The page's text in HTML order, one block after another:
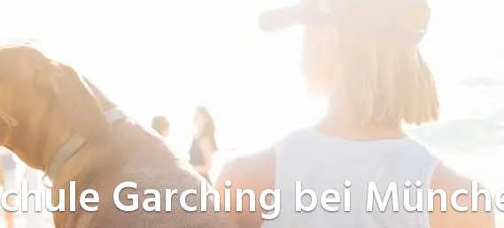
Garching bei